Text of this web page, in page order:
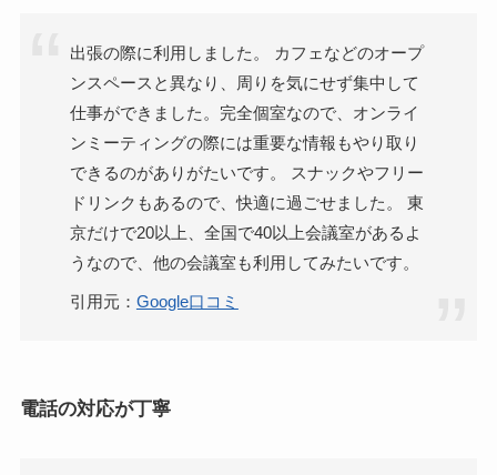
出張の際に利用しました。 カフェなどのオープ
ンスペースと異なり、周りを気にせず集中して
仕事ができました。完全個室なので、オンライ
ンミーティングの際には重要な情報もやり取り
できるのがありがたいです。 スナックやフリー
ドリンクもあるので、快適に過ごせました。 東
京だけで20以上、全国で40以上会議室があるよ
うなので、他の会議室も利用してみたいです。
引用元： Google口コミ
電話の対応が丁寧